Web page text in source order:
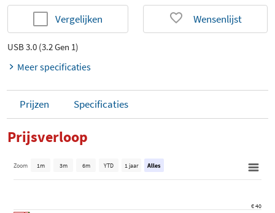
Vergelijken Wensenlijst
USB 3.0 (3.2 Gen 1)
Meer specificaties
Prijzen Specificaties
Prijsverloop
€ 40
Zoom 1m 3m 6m YTD 1 jaar Alles